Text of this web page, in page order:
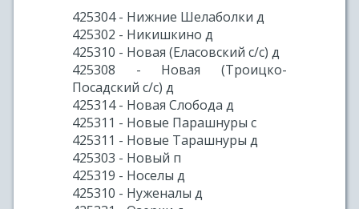
425304 - Нижние Шелаболки д
425302 - Никишкино д
425310 - Новая (Еласовский с/с) д
425308 - Новая (Троицко-
Посадский с/с) д
425314 - Новая Слобода д
425311 - Новые Парашнуры с
425311 - Новые Тарашнуры д
425303 - Новый п
425319 - Носелы д
425310 - Нуженалы д